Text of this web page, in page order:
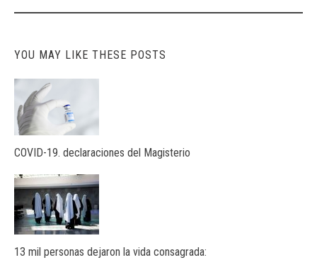
YOU MAY LIKE THESE POSTS
COVID-19. declaraciones del Magisterio
13 mil personas dejaron la vida consagrada: